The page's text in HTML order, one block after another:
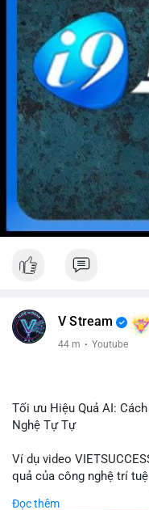
V Stream
44 m · Youtube
Tối ưu Hiệu Quả AI:
Nghệ Tự Tự
Ví dụ video
quả của công nghệ trí
Đọc thêm